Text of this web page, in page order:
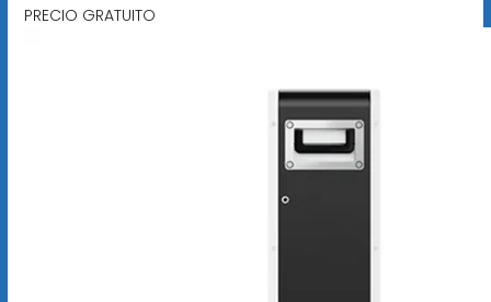
PRECIO GRATUITO